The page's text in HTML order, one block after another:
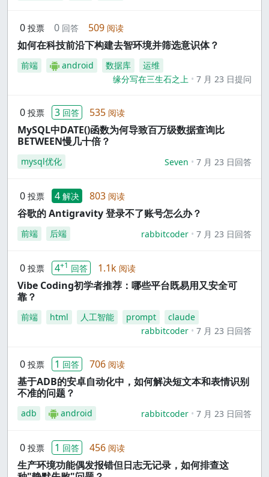
0 投票 0 回答 509 阅读
如何在科技前沿下构建去智环境并筛选意识体？
前端 android 数据库
运维
缘分写在三生石之上
7 月 23 日提问
0 投票 3 回答 535 阅读
MySQL中DATE()函数为何导致百万级数据查询比
BETWEEN慢几十倍？
mysql优化 Seven 7 月 23 日回答
0 投票 4 解决 803 阅读
谷歌的 Antigravity 登录不了账号怎么办？
前端 后端 rabbitcoder 7 月 23 日回答
0 投票 4+1 回答 1.1k 阅读
Vibe Coding初学者推荐：哪些平台既易用又安全可
靠？
前端 html 人工智能 prompt
claude
rabbitcoder
7 月 23 日回答
0 投票 1 回答 706 阅读
基于ADB的安卓自动化中，如何解决短文本和表情识别
不准的问题？
adb android rabbitcoder 7 月 23 日回答
0 投票 1 回答 456 阅读
生产环境功能偶发报错但日志无记录，如何排查这